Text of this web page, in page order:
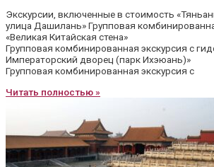
Экскурсии, включенные в стоимость
улица Дашилань» Групповая
«Великая Китайская стена»
Групповая комбинированная экскурсия с
Императорский дворец (парк Ихэюань)»
Групповая комбинированная экскурсия с
Читать полностью »